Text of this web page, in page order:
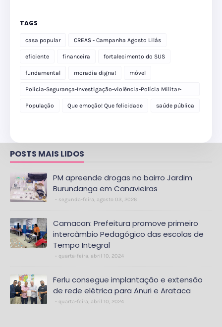
TAGS
casa popular CREAS - Campanha Agosto Lilás
eficiente financeira fortalecimento do SUS
fundamental moradia digna! móvel
Polícia-Segurança-Investigação-violência-Polícia Militar-
delegacia
População Que emoção! Que felicidade saúde pública
POSTS MAIS LIDOS
PM apreende drogas no bairro Jardim
Burundanga em Canavieiras
segunda-feira, agosto 03, 2026
Camacan: Prefeitura promove primeiro
intercâmbio Pedagógico das escolas de
Tempo Integral
quarta-feira, abril 10, 2024
Ferlu consegue implantação e extensão
de rede elétrica para Anuri e Arataca
quarta-feira, abril 10, 2024